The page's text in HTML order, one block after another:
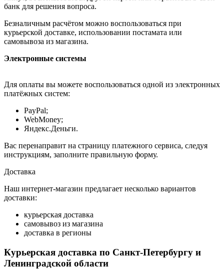
банк для решения вопроса.
Безналичным расчётом можно воспользоваться при
курьерской доставке, использовании постамата или
самовывоза из магазина.
Электронные системы
Для оплаты вы можете воспользоваться одной из электронных
платёжных систем:
PayPal;
WebMoney;
Яндекс.Деньги.
Вас перенаправит на страницу платежного сервиса, следуя
инструкциям, заполните правильную форму.
Доставка
Наш интернет-магазин предлагает несколько вариантов
доставки:
курьерская доставка
самовывоз из магазина
доставка в регионы
Курьерская доставка по Санкт-Петербургу и
Ленинградской области